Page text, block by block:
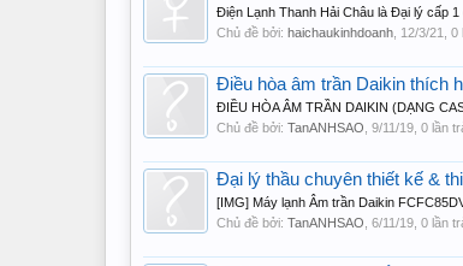
Điện Lạnh Thanh Hải Châu là Đại lý cấp
Chủ đề bởi: haichaukinhdoanh 12/3/21 ,
Điều hòa âm trần Daikin thích
ĐIỀU HÒA ÂM TRẦN DAIKIN (DẠNG
Chủ đề bởi: TanANHSAO 9/11/19 , 0 lần
Đại lý thầu chuyên thiết kế &
[IMG] Máy lạnh Âm trần Daikin
Chủ đề bởi: TanANHSAO 6/11/19 , 0 lần